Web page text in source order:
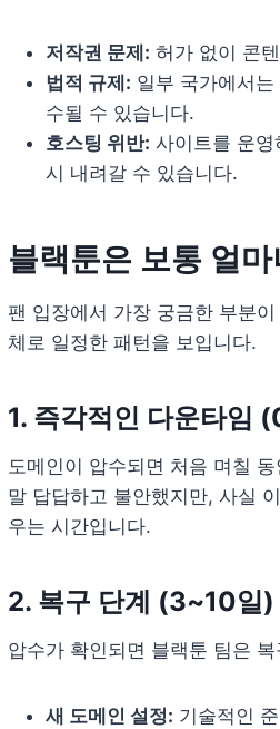
저작권 문제: 허가 없이 콘
법적 규제: 일부 국가에서
수될 수 있습니다.
호스팅 위반: 사이트를 운
시 내려갈 수 있습니다.
블랙툰은 보통 얼
팬 입장에서 가장 궁금한 부분
체로 일정한 패턴을 보입니다.
1. 즉각적인 다운타임
도메인이 압수되면 처음 며칠
말 답답하고 불안했지만, 사실
우는 시간입니다.
2. 복구 단계 (3~10일)
압수가 확인되면 블랙툰 팀은
새 도메인 설정: 기술적인